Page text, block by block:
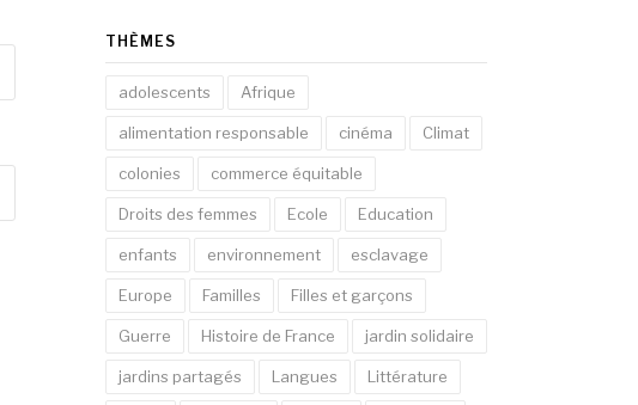
THÈMES
adolescents Afrique
alimentation responsable cinéma Climat
colonies commerce équitable
Droits des femmes Ecole Education
enfants environnement esclavage
Europe Familles Filles et garçons
Guerre Histoire de France jardin solidaire
jardins partagés Langues Littérature